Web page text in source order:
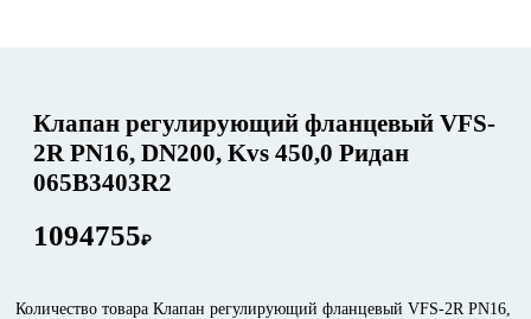
Клапан регулирующий фланцевый VFS-
2R PN16, DN200, Kvs 450,0 Ридан
065B3403R2
1094755₽
Количество товара Клапан регулирующий фланцевый VFS-2R PN16,